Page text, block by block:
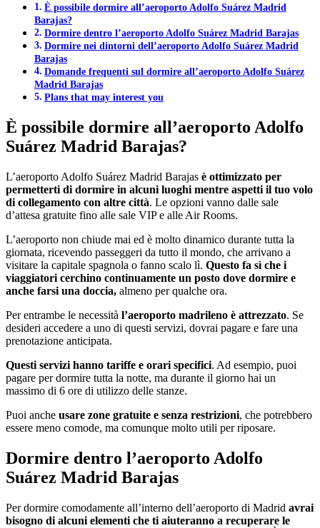
È possibile dormire all’aeroporto Adolfo Suárez Madrid
Barajas?
Dormire dentro l’aeroporto Adolfo Suárez Madrid Barajas
Dormire nei dintorni dell’aeroporto Adolfo Suárez Madrid
Barajas
Domande frequenti sul dormire all’aeroporto Adolfo Suárez
Madrid Barajas
Plans that may interest you
È possibile dormire all’aeroporto Adolfo
Suárez Madrid Barajas?
L’aeroporto Adolfo Suárez Madrid Barajas è ottimizzato per
permetterti di dormire in alcuni luoghi mentre aspetti il tuo volo
di collegamento con altre città. Le opzioni vanno dalle sale
d’attesa gratuite fino alle sale VIP e alle Air Rooms.
L’aeroporto non chiude mai ed è molto dinamico durante tutta la
giornata, ricevendo passeggeri da tutto il mondo, che arrivano a
visitare la capitale spagnola o fanno scalo lì. Questo fa sì che i
viaggiatori cerchino continuamente un posto dove dormire e
anche farsi una doccia, almeno per qualche ora.
Per entrambe le necessità l’aeroporto madrileno è attrezzato. Se
desideri accedere a uno di questi servizi, dovrai pagare e fare una
prenotazione anticipata.
Questi servizi hanno tariffe e orari specifici. Ad esempio, puoi
pagare per dormire tutta la notte, ma durante il giorno hai un
massimo di 6 ore di utilizzo delle stanze.
Puoi anche usare zone gratuite e senza restrizioni, che potrebbero
essere meno comode, ma comunque molto utili per riposare.
Dormire dentro l’aeroporto Adolfo
Suárez Madrid Barajas
Per dormire comodamente all’interno dell’aeroporto di Madrid avrai
bisogno di alcuni elementi che ti aiuteranno a recuperare le